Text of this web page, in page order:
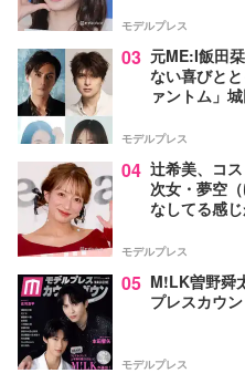
モデルプレス
03 元ME:I飯田
ない喜びと
ァントム」
モデルプレス
04 辻希美、コ
次女・夢空
なしてる感
モデルプレス
05 M!LK曽野舜
プレスカウ
モデルプレス